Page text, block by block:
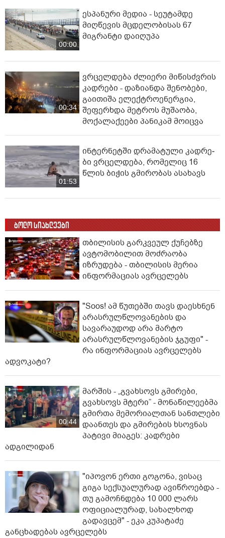
00:00
ესპანური მედია - სეუტამდე
მიღწევის მცდელობისას 67
მიგრანტი დაიღუპა
00:34
ვრცელდება ძლიერი მიწისძვრის
კადრები - დაზიანდა შენობები,
გაითიშა ელექტროენერგია,
შეფერხდა მეტროს მუშაობა,
მოქალაქეები პანიკამ მოიცვა
01:53
ინ­ტერ­ნეტ­ში დრა­მა­ტუ­ლი კად­რე­
ბი ვრცელდება, რომელიც 16
წლის ბიჭის გმირობას ასახავს
ბოლო სიახლეები
თბილისის გარკვეულ ქუჩებზე
ავტომობილით მოძრაობა
იზრუდება - თბილისის მერია
ინფორმაციას ავრცელებს
"Soos! ამ წუთებში თავს დაესხნენ
არასრულწლოვანების და
სავარაუდოდ არა მარტო
არასრულწლოვანების ჯგუფი" -
რა ინფორმაციას ავრცელებს
ადვოკატი?
00:44
მარშის - „გვახსოვს გმირები,
გვახსოვს მტერი” - მონაწილეებმა
გმირთა მემორიალთან სანთლები
დაანთეს და გმირების ხსოვნას
პატივი მიაგეს: კადრები
ადგილიდან
"იპოვონ ერთი გოგონა, ვისაც
გიგა სექსუალურად ავიწროებდა -
თუ გამოჩნდება 10 000 ლარს
ოფიციალურად, სახალხოდ
გადავცემ" - ეკა კუპატაძე
განცხადებას ავრცელებს